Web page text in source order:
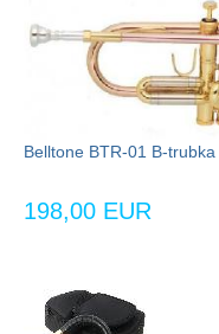
Belltone BTR-01 B-trubka
198,00 EUR